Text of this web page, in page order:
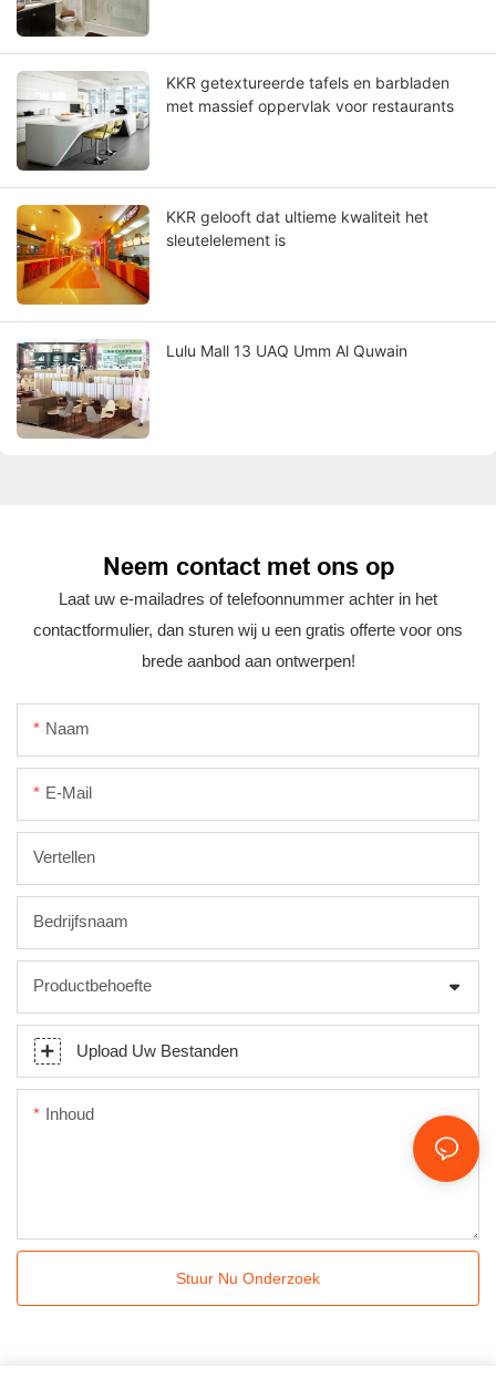
KKR getextureerde tafels en barbladen
met massief oppervlak voor restaurants
KKR gelooft dat ultieme kwaliteit het
sleutelelement is
Lulu Mall 13 UAQ Umm Al Quwain
Neem contact met ons op
Laat uw e-mailadres of telefoonnummer achter in het
contactformulier, dan sturen wij u een gratis offerte voor ons
brede aanbod aan ontwerpen!
Naam
E-Mail
Vertellen
Bedrijfsnaam
Productbehoefte
Upload Uw Bestanden
Inhoud
Stuur Nu Onderzoek